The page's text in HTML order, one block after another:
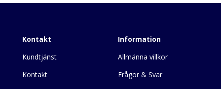
Kontakt
Kundtjänst
Kontakt
Information
Allmänna villkor
Frågor & Svar